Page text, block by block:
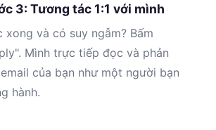
3: Tương tác 1:1 với mình
xong và có suy ngẫm? Bấm
Mình trực tiếp đọc và phản
của bạn như một người bạn
hành.